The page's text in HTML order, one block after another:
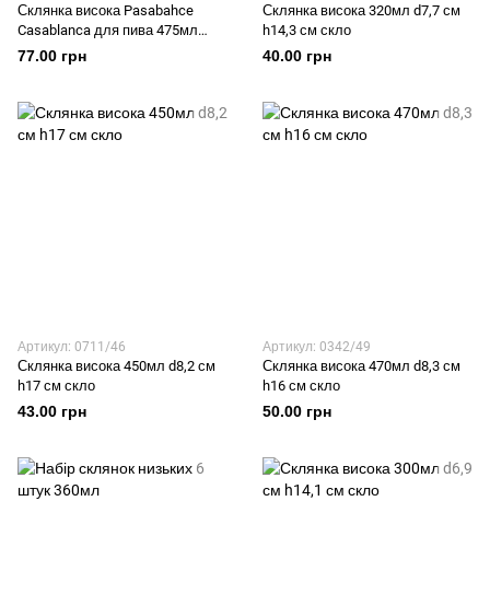
Склянка висока Pasabahce
Casablanca для пива 475мл
h16,2 d8,6 Скло
77.00 грн
Склянка висока 320мл d7,7 см
h14,3 см скло
40.00 грн
Артикул: 0711/46
Склянка висока 450мл d8,2 см
h17 см скло
43.00 грн
Артикул: 0342/49
Склянка висока 470мл d8,3 см
h16 см скло
50.00 грн